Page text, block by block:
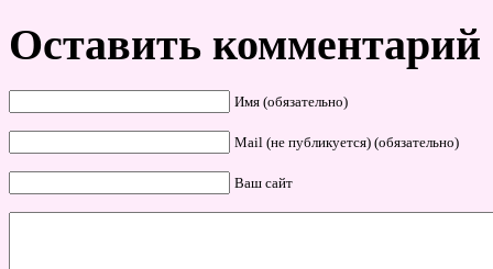
Оставить комментарий
Имя (обязательно)
Mail (не публикуется) (обязательно)
Ваш сайт